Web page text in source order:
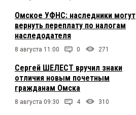
Омское УФНС: наследники могут
вернуть переплату по налогам
наследодателя
8 августа 11:00 0 271
Сергей ШЕЛЕСТ вручил знаки
отличия новым почетным
гражданам Омска
8 августа 09:30 4 310